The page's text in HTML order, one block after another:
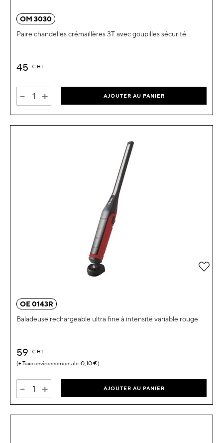
OM 3030
Paire chandelles crémaillères 3T avec goupilles sécurité
45 € HT
- + AJOUTER AU PANIER
OE 0143R
Baladeuse rechargeable ultra fine à intensité variable rouge
59 € HT
0,10 €
- + AJOUTER AU PANIER